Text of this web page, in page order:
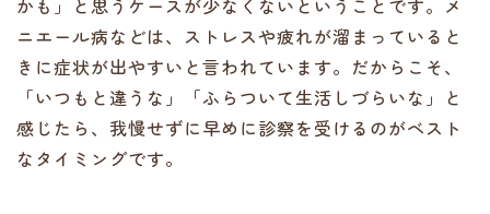
かも」と思うケースが少なくないということです。メ
ニエール病などは、ストレスや疲れが溜まっていると
きに症状が出やすいと言われています。だからこそ、
「いつもと違うな」「ふらついて生活しづらいな」と
感じたら、我慢せずに早めに診察を受けるのがベスト
なタイミングです。